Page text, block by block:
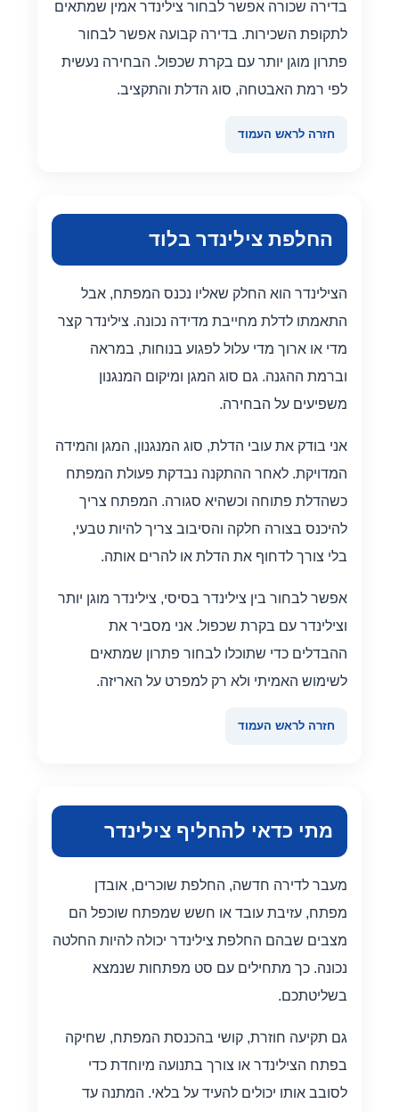
בדירה שכורה אפשר לבחור צילינדר אמין שמתאים
לתקופת השכירות. בדירה קבועה אפשר לבחור
פתרון מוגן יותר עם בקרת שכפול. הבחירה נעשית
לפי רמת האבטחה, סוג הדלת והתקציב.
חזרה לראש העמוד
החלפת צילינדר בלוד
הצילינדר הוא החלק שאליו נכנס המפתח, אבל
התאמתו לדלת מחייבת מדידה נכונה. צילינדר קצר
מדי או ארוך מדי עלול לפגוע בנוחות, במראה
וברמת ההגנה. גם סוג המגן ומיקום המנגנון
משפיעים על הבחירה.
אני בודק את עובי הדלת, סוג המנגנון, המגן והמידה
המדויקת. לאחר ההתקנה נבדקת פעולת המפתח
כשהדלת פתוחה וכשהיא סגורה. המפתח צריך
להיכנס בצורה חלקה והסיבוב צריך להיות טבעי,
בלי צורך לדחוף את הדלת או להרים אותה.
אפשר לבחור בין צילינדר בסיסי, צילינדר מוגן יותר
וצילינדר עם בקרת שכפול. אני מסביר את
ההבדלים כדי שתוכלו לבחור פתרון שמתאים
לשימוש האמיתי ולא רק למפרט על האריזה.
חזרה לראש העמוד
מתי כדאי להחליף צילינדר
מעבר לדירה חדשה, החלפת שוכרים, אובדן
מפתח, עזיבת עובד או חשש שמפתח שוכפל הם
מצבים שבהם החלפת צילינדר יכולה להיות החלטה
נכונה. כך מתחילים עם סט מפתחות שנמצא
בשליטתכם.
גם תקיעה חוזרת, קושי בהכנסת המפתח, שחיקה
בפתח הצילינדר או צורך בתנועה מיוחדת כדי
לסובב אותו יכולים להעיד על בלאי. המתנה עד